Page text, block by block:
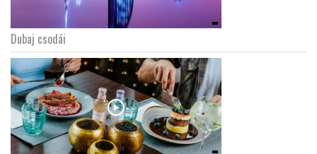
Dubaj csodái